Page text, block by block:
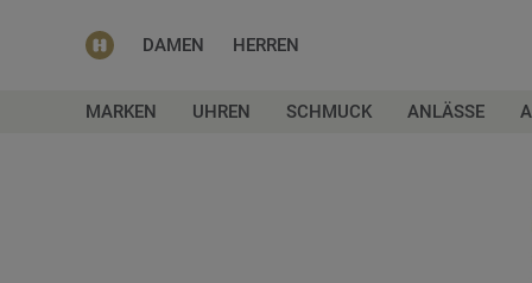
DAMEN HERREN
MARKEN UHREN SCHMUCK ANLÄSSE